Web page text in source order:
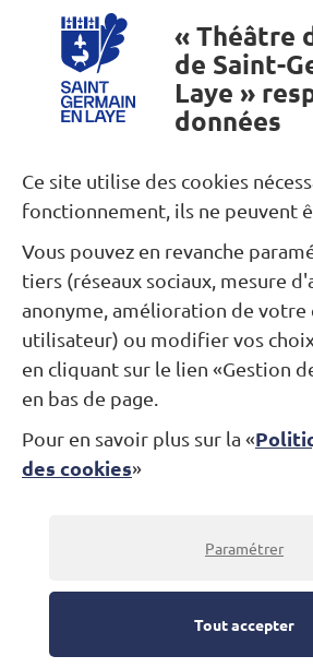
« Théâtre
de Saint-
Laye »
données
Ce site utilise des cookies
fonctionnement, ils ne peuvent
Vous pouvez en revanche
tiers (réseaux sociaux, mesure
anonyme, amélioration de votre
utilisateur) ou modifier vos
en cliquant sur le lien «Gestion
en bas de page.
Pour en savoir plus sur la «
des cookies»
Paramétrer
Tout accepter
*
Séparez les adresses e-mail par une
maximum)
Votre message
Validez